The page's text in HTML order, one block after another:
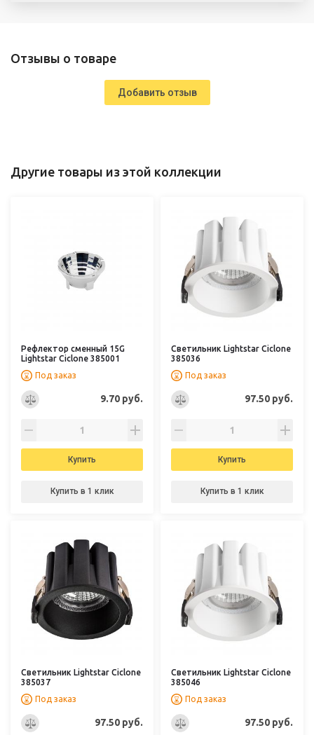
Отзывы о товаре
Добавить отзыв
Другие товары из этой коллекции
Рефлектор сменный 15G
Lightstar Ciclone 385001
Под заказ
9.70 руб.
Купить
Купить в 1 клик
Светильник Lightstar Ciclone
385036
Под заказ
97.50 руб.
Купить
Купить в 1 клик
Светильник Lightstar Ciclone
385037
Под заказ
97.50 руб.
Светильник Lightstar Ciclone
385046
Под заказ
97.50 руб.